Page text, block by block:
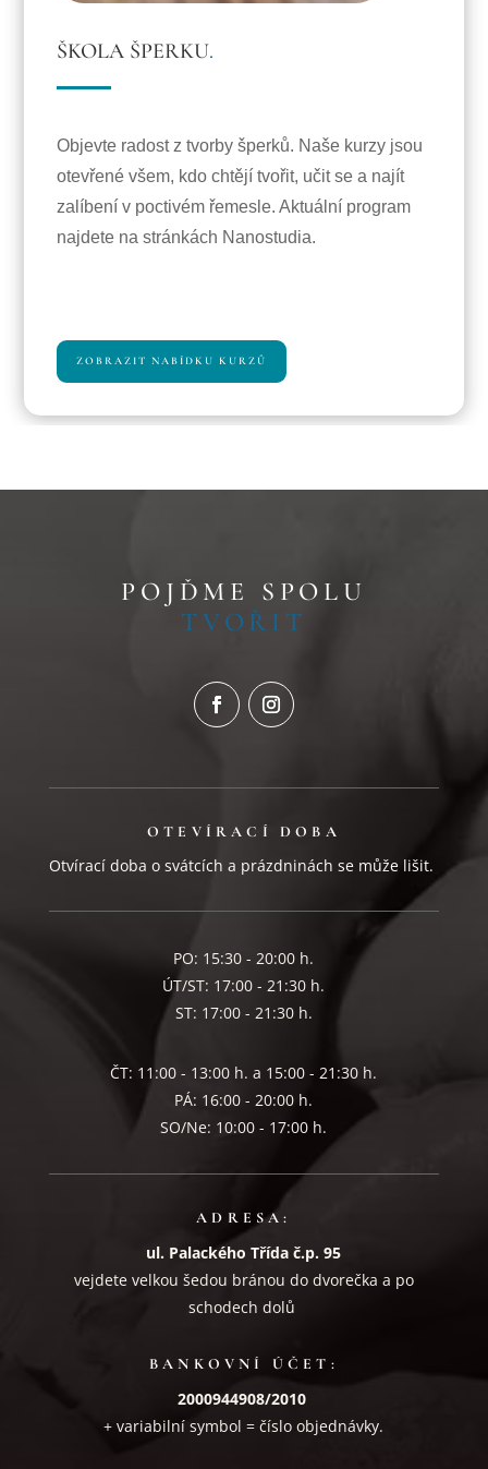
ŠKOLA ŠPERKU.
Objevte radost z tvorby šperků. Naše kurzy jsou
otevřené všem, kdo chtějí tvořit, učit se a najít
zalíbení v poctivém řemesle. Aktuální program
najdete na stránkách Nanostudia.
ZOBRAZIT NABÍDKU KURZŮ
POJĎME SPOLU
TVOŘIT
OTEVÍRACÍ DOBA
Otvírací doba o svátcích a prázdninách se může lišit.
PO: 15:30 - 20:00 h.
ÚT/ST: 17:00 - 21:30 h.
ST: 17:00 - 21:30 h.
ČT: 11:00 - 13:00 h. a 15:00 - 21:30 h.
PÁ: 16:00 - 20:00 h.
SO/Ne: 10:00 - 17:00 h.
ADRESA:
ul. Palackého Třída č.p. 95
vejdete velkou šedou bránou do dvorečka a po
schodech dolů
BANKOVNÍ ÚČET:
2000944908/2010
+ variabilní symbol = číslo objednávky.